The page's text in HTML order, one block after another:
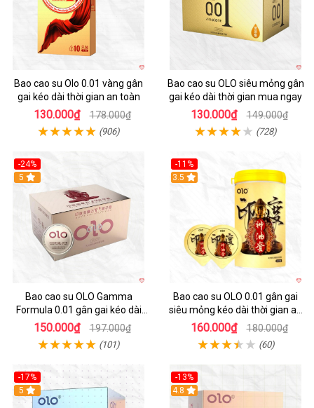
Bao cao su Olo 0.01 vàng gân
gai kéo dài thời gian an toàn
130.000₫ 178.000₫
(906)
Bao cao su OLO siêu mỏng gân
gai kéo dài thời gian mua ngay
130.000₫ 149.000₫
(728)
-24%
Hot
5
Bao cao su OLO Gamma
Formula 0.01 gân gai kéo dài
thời gian hộp 10
150.000₫ 197.000₫
(101)
-11%
3.5
Bao cao su OLO 0.01 gân gai
siêu mỏng kéo dài thời gian an
toàn dễ dùng
160.000₫ 180.000₫
(60)
-17%
Hot
5
-13%
Hot
4.8